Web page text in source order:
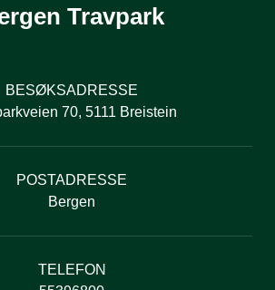
Travpark
BESØKSADRESSE
70, 5111 Breistein
POSTADRESSE
Bergen
TELEFON